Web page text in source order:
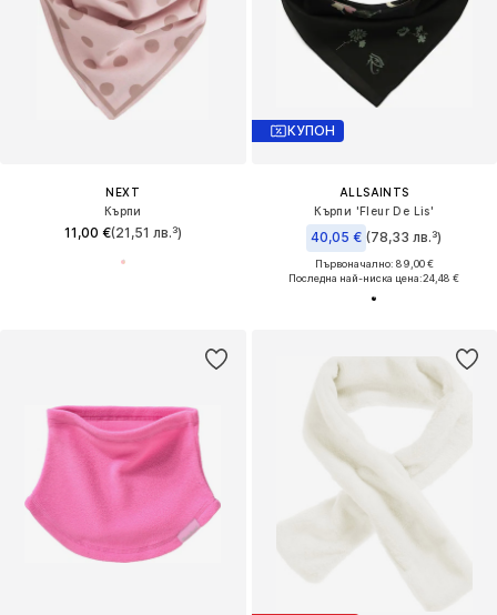
NEXT
Кърпи
11,00 €(21,51 лв.³)
КУПОН
ALLSAINTS
Кърпи 'Fleur De Lis'
40,05 € (78,33 лв.³)
Първоначално: 89,00 €
Последна най-ниска цена:24,48 €